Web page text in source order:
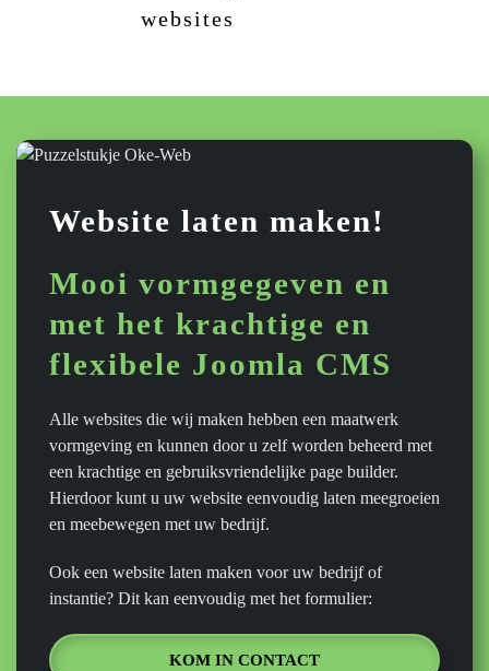
websites
Website laten maken!
Mooi vormgegeven en
met het krachtige en
flexibele Joomla CMS
Alle websites die wij maken hebben een maatwerk
vormgeving en kunnen door u zelf worden beheerd met
een krachtige en gebruiksvriendelijke page builder.
Hierdoor kunt u uw website eenvoudig laten meegroeien
en meebewegen met uw bedrijf.
Ook een website laten maken voor uw bedrijf of
instantie? Dit kan eenvoudig met het formulier:
KOM IN CONTACT